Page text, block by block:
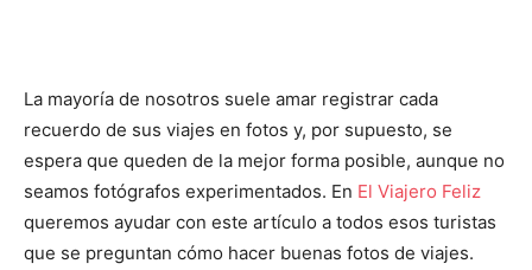
La mayoría de nosotros suele amar registrar cada
recuerdo de sus viajes en fotos y, por supuesto, se
espera que queden de la mejor forma posible, aunque no
seamos fotógrafos experimentados. En El Viajero Feliz
queremos ayudar con este artículo a todos esos turistas
que se preguntan cómo hacer buenas fotos de viajes.